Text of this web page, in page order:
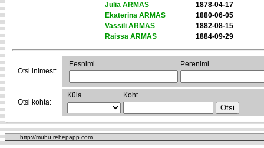
Julia ARMAS
1878-04-17
Ekaterina ARMAS
1880-06-05
Vassili ARMAS
1882-08-15
Raissa ARMAS
1884-09-29
Otsi inimest:
Eesnimi Perenimi
Otsi kohta:
Küla Koht
http://muhu.rehepapp.com